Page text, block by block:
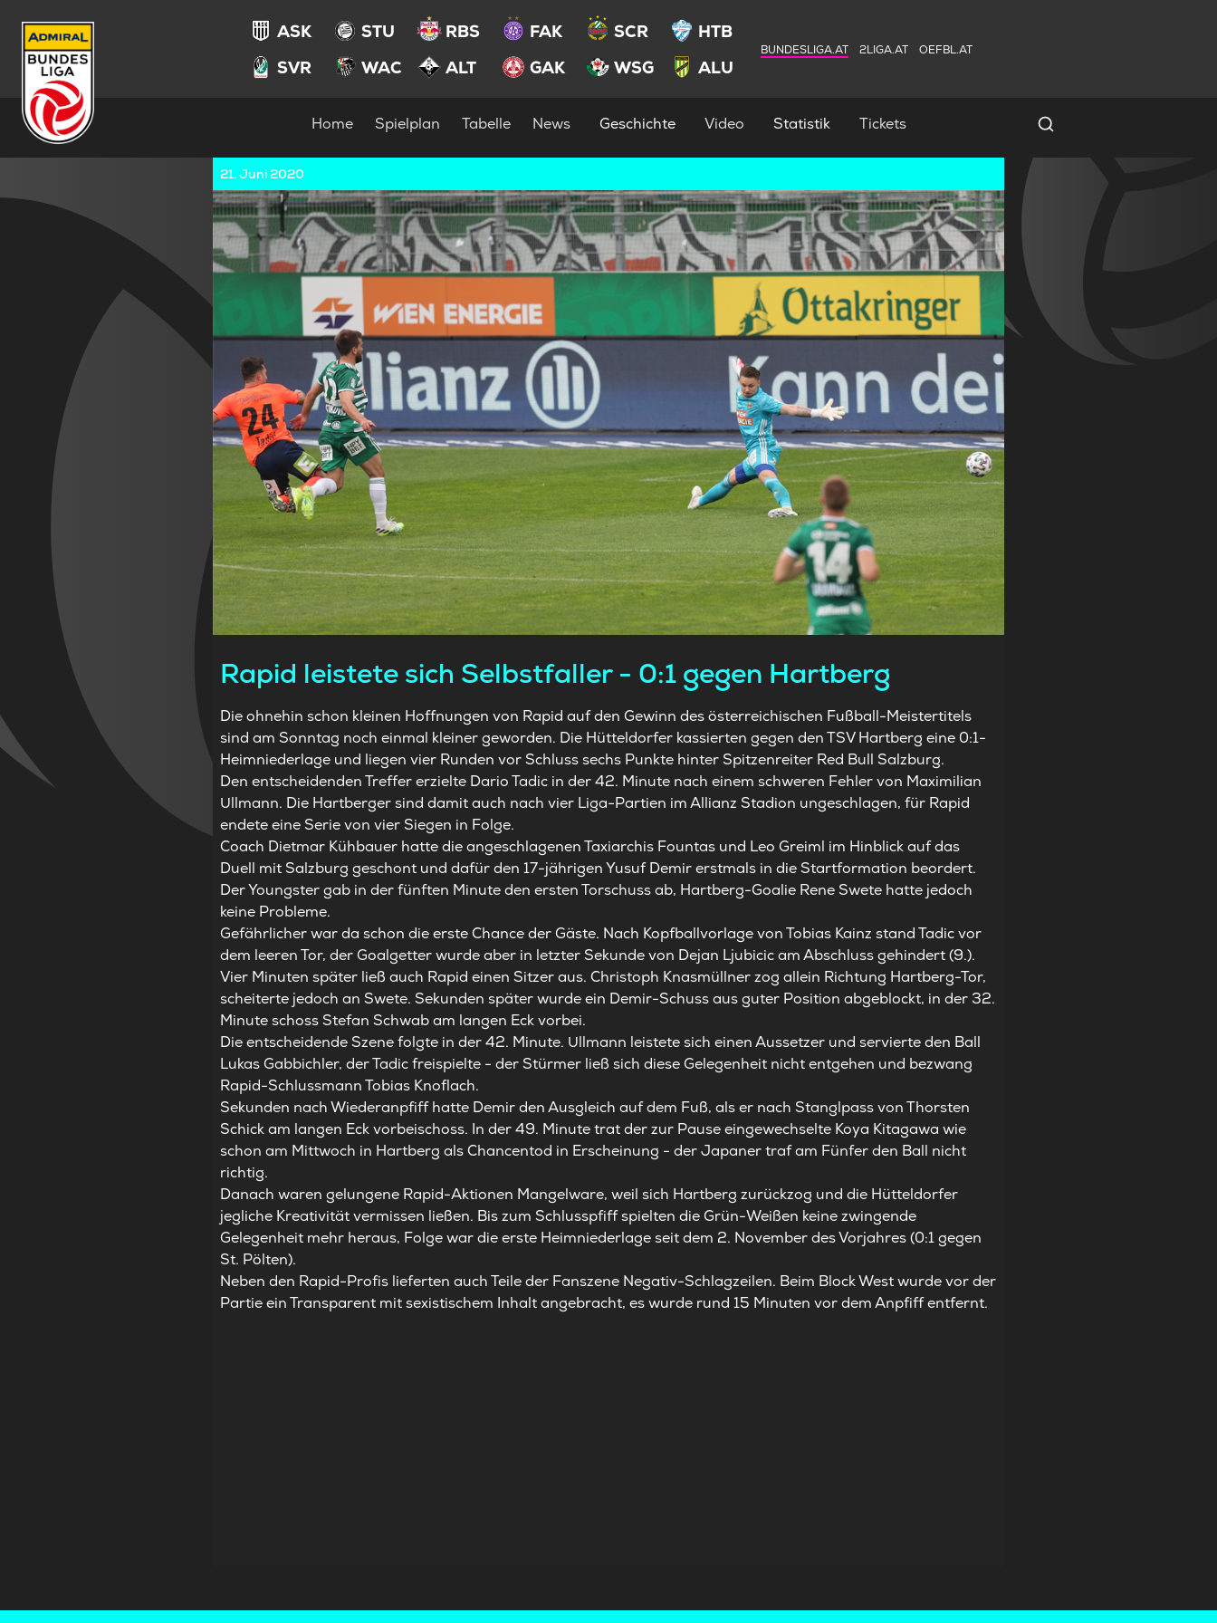
ASK STU RBS FAK SCR
HTB
SVR
WAC ALT GAK WSG ALU
BUNDESLIGA.AT 2LIGA.AT OEFBL.AT
Home Spielplan Tabelle News Geschichte Video Statistik Tickets Spielersuche
21. Juni 2020
Rapid leistete sich Selbstfaller - 0:1 gegen Hartberg
Die ohnehin schon kleinen Hoffnungen von Rapid auf den Gewinn des österreichischen Fußball-Meistertitels
sind am Sonntag noch einmal kleiner geworden. Die Hütteldorfer kassierten gegen den TSV Hartberg eine 0:1-
Heimniederlage und liegen vier Runden vor Schluss sechs Punkte hinter Spitzenreiter Red Bull Salzburg.
Den entscheidenden Treffer erzielte Dario Tadic in der 42. Minute nach einem schweren Fehler von Maximilian
Ullmann. Die Hartberger sind damit auch nach vier Liga-Partien im Allianz Stadion ungeschlagen, für Rapid
endete eine Serie von vier Siegen in Folge.
Coach Dietmar Kühbauer hatte die angeschlagenen Taxiarchis Fountas und Leo Greiml im Hinblick auf das
Duell mit Salzburg geschont und dafür den 17-jährigen Yusuf Demir erstmals in die Startformation beordert.
Der Youngster gab in der fünften Minute den ersten Torschuss ab, Hartberg-Goalie Rene Swete hatte jedoch
keine Probleme.
Gefährlicher war da schon die erste Chance der Gäste. Nach Kopfballvorlage von Tobias Kainz stand Tadic vor
dem leeren Tor, der Goalgetter wurde aber in letzter Sekunde von Dejan Ljubicic am Abschluss gehindert (9.).
Vier Minuten später ließ auch Rapid einen Sitzer aus. Christoph Knasmüllner zog allein Richtung Hartberg-Tor,
scheiterte jedoch an Swete. Sekunden später wurde ein Demir-Schuss aus guter Position abgeblockt, in der 32.
Minute schoss Stefan Schwab am langen Eck vorbei.
Die entscheidende Szene folgte in der 42. Minute. Ullmann leistete sich einen Aussetzer und servierte den Ball
Lukas Gabbichler, der Tadic freispielte - der Stürmer ließ sich diese Gelegenheit nicht entgehen und bezwang
Rapid-Schlussmann Tobias Knoflach.
Sekunden nach Wiederanpfiff hatte Demir den Ausgleich auf dem Fuß, als er nach Stanglpass von Thorsten
Schick am langen Eck vorbeischoss. In der 49. Minute trat der zur Pause eingewechselte Koya Kitagawa wie
schon am Mittwoch in Hartberg als Chancentod in Erscheinung - der Japaner traf am Fünfer den Ball nicht
richtig.
Danach waren gelungene Rapid-Aktionen Mangelware, weil sich Hartberg zurückzog und die Hütteldorfer
jegliche Kreativität vermissen ließen. Bis zum Schlusspfiff spielten die Grün-Weißen keine zwingende
Gelegenheit mehr heraus, Folge war die erste Heimniederlage seit dem 2. November des Vorjahres (0:1 gegen
St. Pölten).
Neben den Rapid-Profis lieferten auch Teile der Fanszene Negativ-Schlagzeilen. Beim Block West wurde vor der
Partie ein Transparent mit sexistischem Inhalt angebracht, es wurde rund 15 Minuten vor dem Anpfiff entfernt.